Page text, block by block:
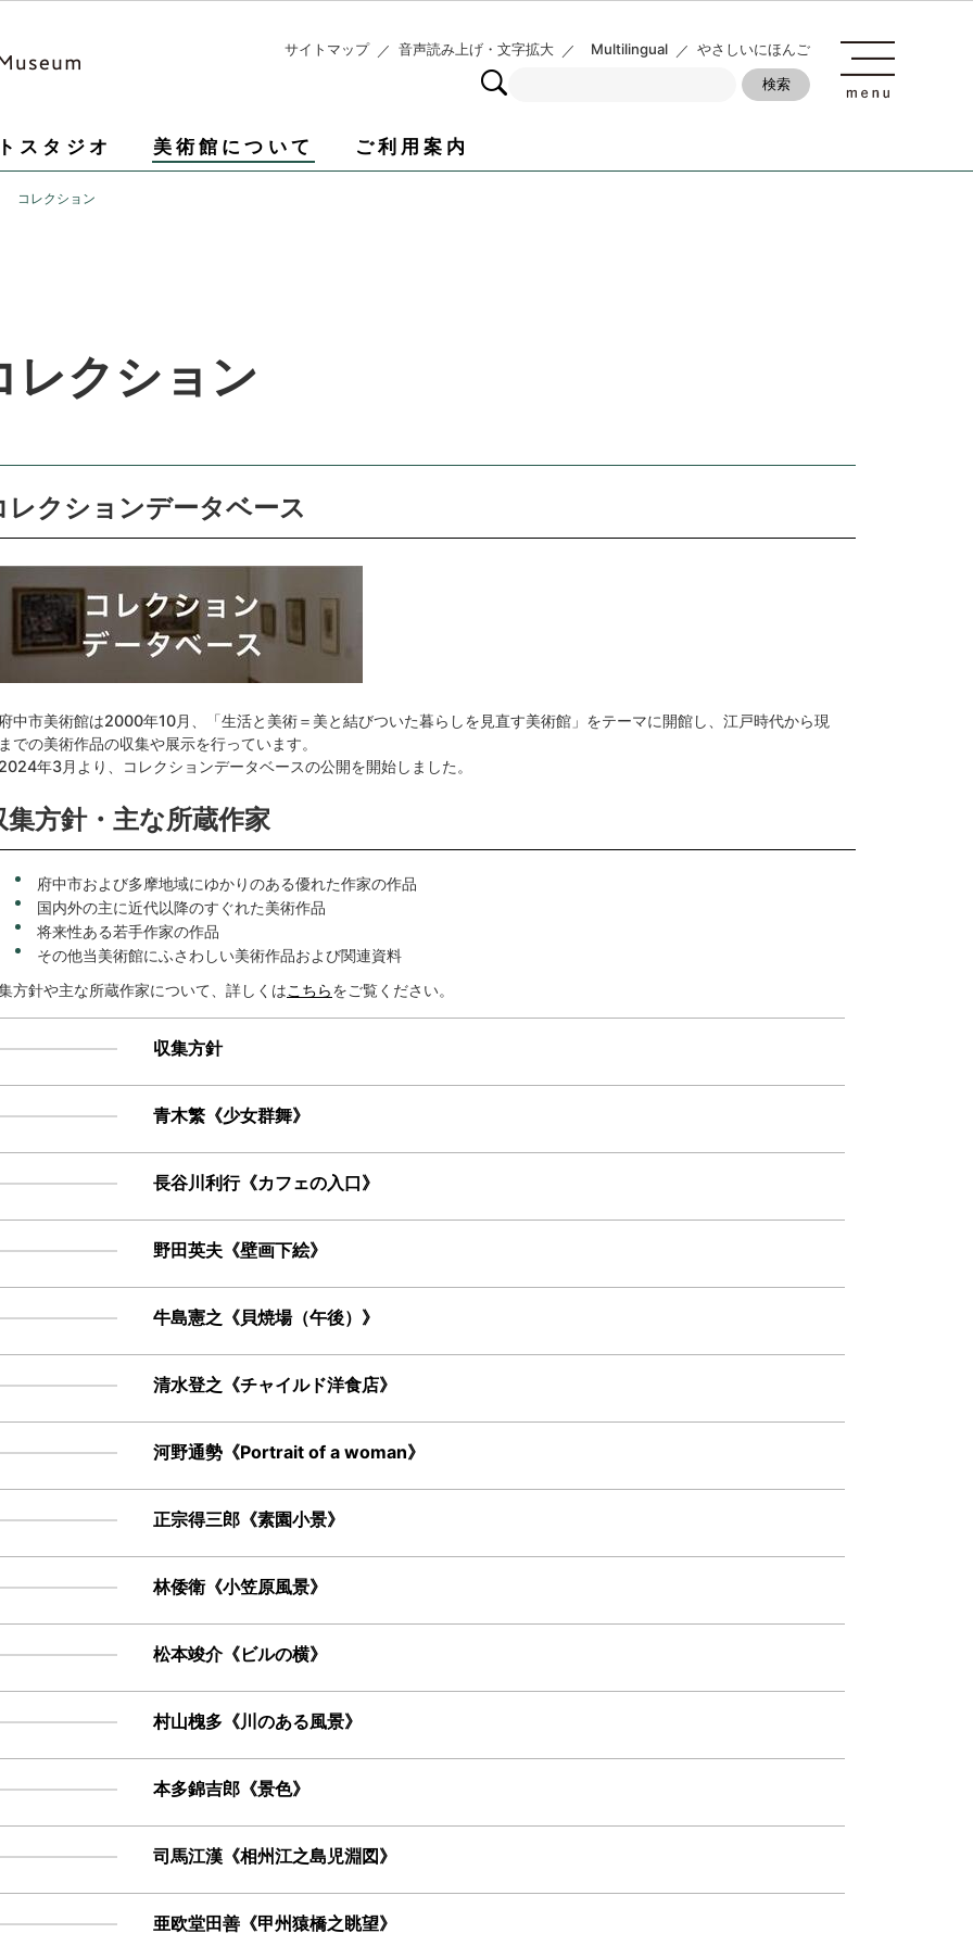
サイトマップ 音声読み上げ・文字拡大 Multilingual やさしいにほんご
スタジオ 美術館について ご利用案内
コレクション
レクション
レクションデータベース
市美術館は2000年10月、「生活と美術＝美と結びついた暮らしを見直す美術館」をテーマに開館し、江戸時代から現
での美術作品の収集や展示を行っています。
年3月より、コレクションデータベースの公開を開始しました。
集方針・主な所蔵作家
府中市および多摩地域にゆかりのある優れた作家の作品
国内外の主に近代以降のすぐれた美術作品
将来性ある若手作家の作品
その他当美術館にふさわしい美術作品および関連資料
方針や主な所蔵作家について、詳しくはこちらをご覧ください。
収集方針
青木繁《少女群舞》
長谷川利行《カフェの入口》
野田英夫《壁画下絵》
牛島憲之《貝焼場（午後）》
清水登之《チャイルド洋食店》
河野通勢《Portrait of a woman》
正宗得三郎《素園小景》
林倭衛《小笠原風景》
松本竣介《ビルの横》
村山槐多《川のある風景》
本多錦吉郎《景色》
司馬江漢《相州江之島児淵図》
亜欧堂田善《甲州猿橋之眺望》